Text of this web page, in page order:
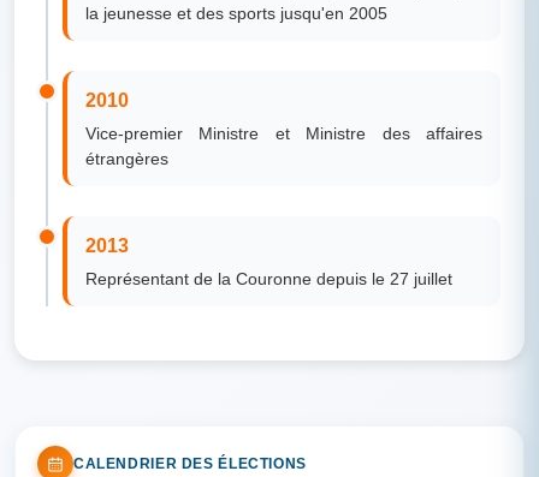
la jeunesse et des sports jusqu'en 2005
2010
Vice-premier Ministre et Ministre des affaires
étrangères
2013
Représentant de la Couronne depuis le 27 juillet
CALENDRIER DES ÉLECTIONS